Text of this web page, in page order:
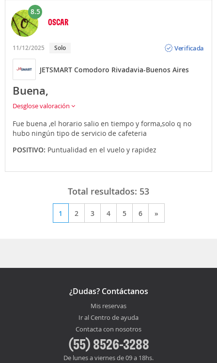
8.5
OSCAR
11/12/2025 Solo
Verificada
JETSMART Comodoro Rivadavia-Buenos Aires
Buena,
Desglose valoración
Fue buena ,el horario salio en tiempo y forma,solo q no
hubo ningún tipo de servicio de cafeteria
POSITIVO: Puntualidad en el vuelo y rapidez
Total resultados: 53
1 2 3 4 5 6 »
¿Dudas? Contáctanos
Mis reservas
Ir al Centro de ayuda
Contacta con nosotros
(55) 8526-3288
De lunes a viernes de 09 a 18hs.